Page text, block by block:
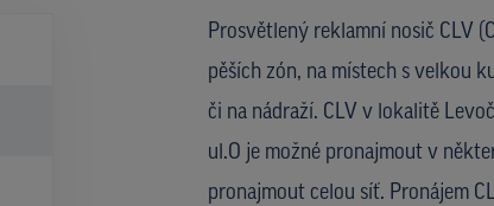
Prosvětlený reklamní nosič CLV
pěších zón, na místech s velkou
či na nádraží. CLV v lokalitě
ul.O je možné pronajmout v
pronajmout celou síť. Pronájem